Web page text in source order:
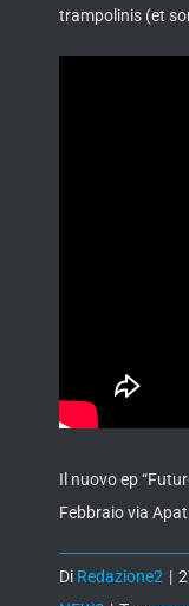
trampolinis (et
Il nuovo ep
Febbraio via
Di Redazione2 |